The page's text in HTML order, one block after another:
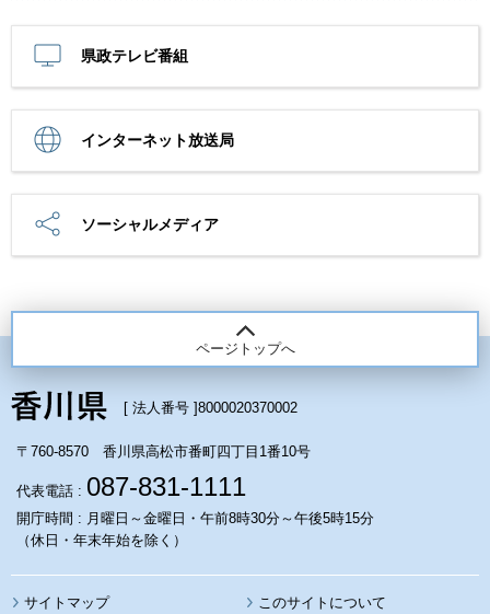
県政テレビ番組
インターネット放送局
ソーシャルメディア
ページトップへ
[ 法人番号 ]8000020370002
〒760-8570 香川県高松市番町四丁目1番10号
代表電話 : 087-831-1111
開庁時間 : 月曜日～金曜日・午前8時30分～午後5時15分
（休日・年末年始を除く）
サイトマップ このサイトについて